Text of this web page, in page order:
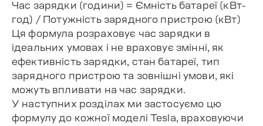
Час зарядки (години) = Ємність батареї (кВт-
год) / Потужність зарядного пристрою (кВт)
Ця формула розраховує час зарядки в
ідеальних умовах і не враховує змінні, як
ефективність зарядки, стан батареї, тип
зарядного пристрою та зовнішні умови, які
можуть впливати на час зарядки.
У наступних розділах ми застосуємо цю
формулу до кожної моделі Tesla, враховуючи